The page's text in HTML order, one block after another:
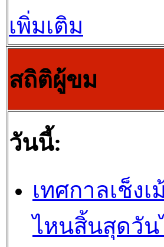
เพิ่มเติม
สถิติผู้ขม
วันนี้:
เทศกาลเช็งเ
ไหนสิ้นสุดวัน